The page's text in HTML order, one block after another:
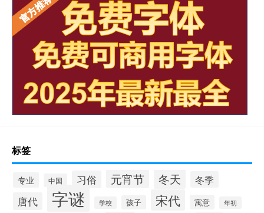
标签
专业 中国 习俗 元宵节 冬天 冬季
唐代 字谜 学校 孩子 宋代 寓意 年初